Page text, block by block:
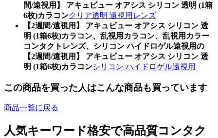
間/遠視用】 アキュビュー オアシス シリコン 透明 (1箱
6枚)カラコンクリア透明 遠視用レンズ
【2週間/遠視用】 アキュビュー オアシス シリコン 透
明 (1箱6枚)カラコン、乱視用カラコン、乱視用カラー
コンタクトレンズ、シリコン ハイドロゲル遠視用の
【2週間/遠視用】 アキュビュー オアシス シリコン 透
明 (1箱6枚)カラコンシリコン ハイドロゲル遠視用
この商品を買った人はこんな商品も買っています
商品一覧に戻る
人気キーワード格安で高品質コンタク